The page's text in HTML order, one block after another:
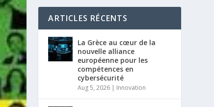
ARTICLES RÉCENTS
La Grèce au cœur de la
nouvelle alliance
européenne pour les
compétences en
cybersécurité
Aug 5, 2026 | Innovation